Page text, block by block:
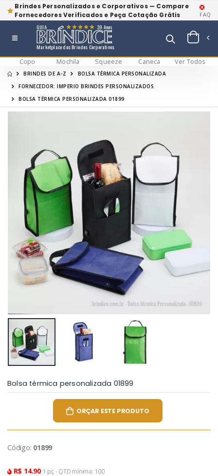
Brindes Personalizados e Corporativos — Compare
Fornecedores Verificados e Peça Cotação Grátis
FAQ
Marketplace dos Brindes Corporativos
GUIA 39 Anos
Copo Mochila Squeeze Caneca Ver Todos
BRINDES DE A-Z
BOLSA TÉRMICA PERSONALIZADA
FORNECEDOR: IMPERIO BRINDES PERSONALIZADOS
BOLSA TÉRMICA PERSONALIZADA 01899
Bolsa térmica personalizada 01899
ORÇAR ESTE PRODUTO
Código: 01899
R$ 14.90 1 pç - QTD mínima: 100